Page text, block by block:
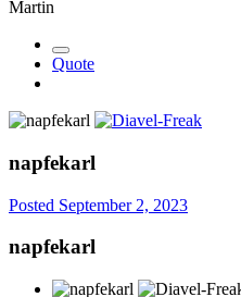
Martin
Quote
napfekarl
Posted September 2, 2023
napfekarl